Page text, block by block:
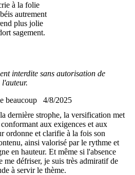
à la folie
autrement
plus jolie
sagement.
interdite sans autorisation de
l'auteur.
beaucoup
4/8/2025
dernière strophe, la versification met
aux exigences et aux
ordonne et clarifie à la fois son
ainsi valorisé par le rythme et
en hauteur. Et même si l'absence
me défriser, je suis très admiratif de
à servir le thème.